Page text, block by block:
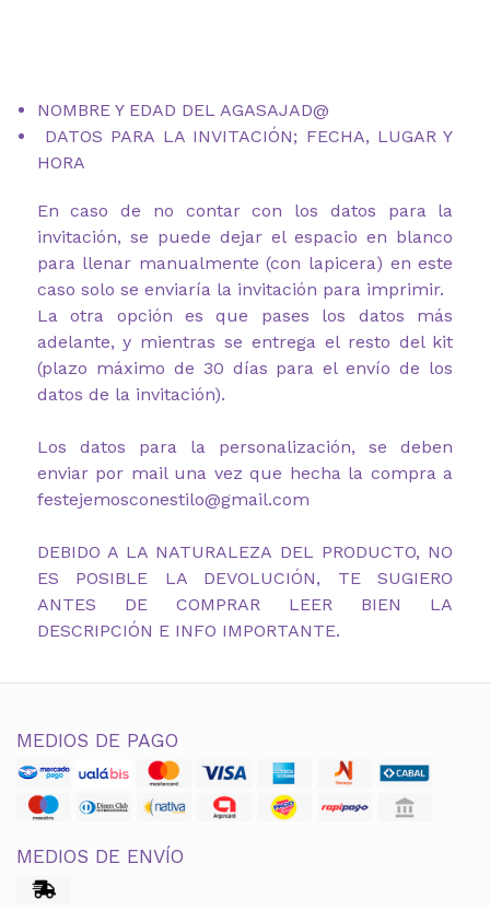
NOMBRE Y EDAD DEL AGASAJAD@
DATOS PARA LA INVITACIÓN; FECHA, LUGAR Y
HORA
En caso de no contar con los datos para la
invitación, se puede dejar el espacio en blanco
para llenar manualmente (con lapicera) en este
caso solo se enviaría la invitación para imprimir.
La otra opción es que pases los datos más
adelante, y mientras se entrega el resto del kit
(plazo máximo de 30 días para el envío de los
datos de la invitación).
Los datos para la personalización, se deben
enviar por mail una vez que hecha la compra a
festejemosconestilo@gmail.com
DEBIDO A LA NATURALEZA DEL PRODUCTO, NO
ES POSIBLE LA DEVOLUCIÓN, TE SUGIERO
ANTES DE COMPRAR LEER BIEN LA
DESCRIPCIÓN E INFO IMPORTANTE.
MEDIOS DE PAGO
MEDIOS DE ENVÍO